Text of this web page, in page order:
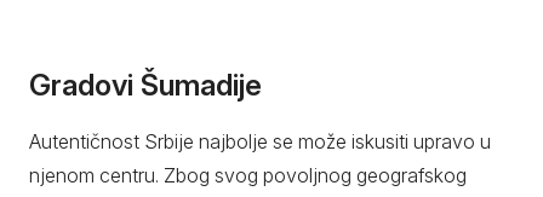
Gradovi Šumadije
Autentičnost Srbije najbolje se može iskusiti upravo u
njenom centru. Zbog svog povoljnog geografskog